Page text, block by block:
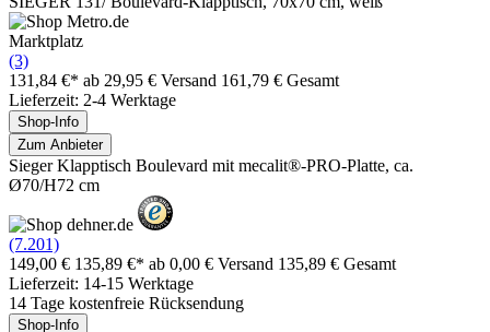
Marktplatz
(3)
131,84 €* ab 29,95 € Versand 161,79 € Gesamt
Lieferzeit: 2-4 Werktage
Shop-Info
Zum Anbieter
Sieger Klapptisch Boulevard mit mecalit®-PRO-Platte, ca.
Ø70/H72 cm
(7.201)
149,00 € 135,89 €* ab 0,00 € Versand 135,89 € Gesamt
Lieferzeit: 14-15 Werktage
14 Tage kostenfreie Rücksendung
Shop-Info